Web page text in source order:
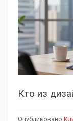
Опубликовано